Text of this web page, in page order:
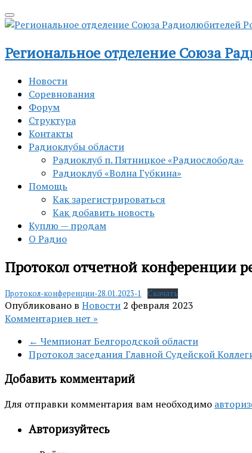
Региональное отделение Союза
Новости
Соревнования
Форум
Структура
Контакты
Радиоклубы области
Радиоклуб п. Пятницкое «Радиослобода»
Радиоклуб «Волна Губкина»
Помощь
Как зарегистрироваться
Как добавить новость
Куплю — продам
О Радио
Протокол отчетной конференции
Протокол-конференции-28.01.2023-1 Скачать
Опубликовано в Новости 2 февраля 2023
Комментариев нет »
← Чемпионат Белгородской области
Протокол заседания Главной Судейской
Добавить комментарий
Для отправки комментария вам необходимо
Авторизуйтесь